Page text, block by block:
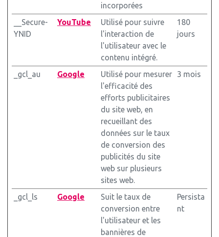
incorporées
__Secure-
YNID
YouTube
Utilisé pour suivre
l'interaction de
l'utilisateur avec le
contenu intégré.
180
jours
_gcl_au Google
Utilisé pour mesurer
l'efficacité des
efforts publicitaires
du site web, en
recueillant des
données sur le taux
de conversion des
publicités du site
web sur plusieurs
sites web.
3 mois
_gcl_ls Google
Suit le taux de
conversion entre
l'utilisateur et les
bannières de
Persista
nt